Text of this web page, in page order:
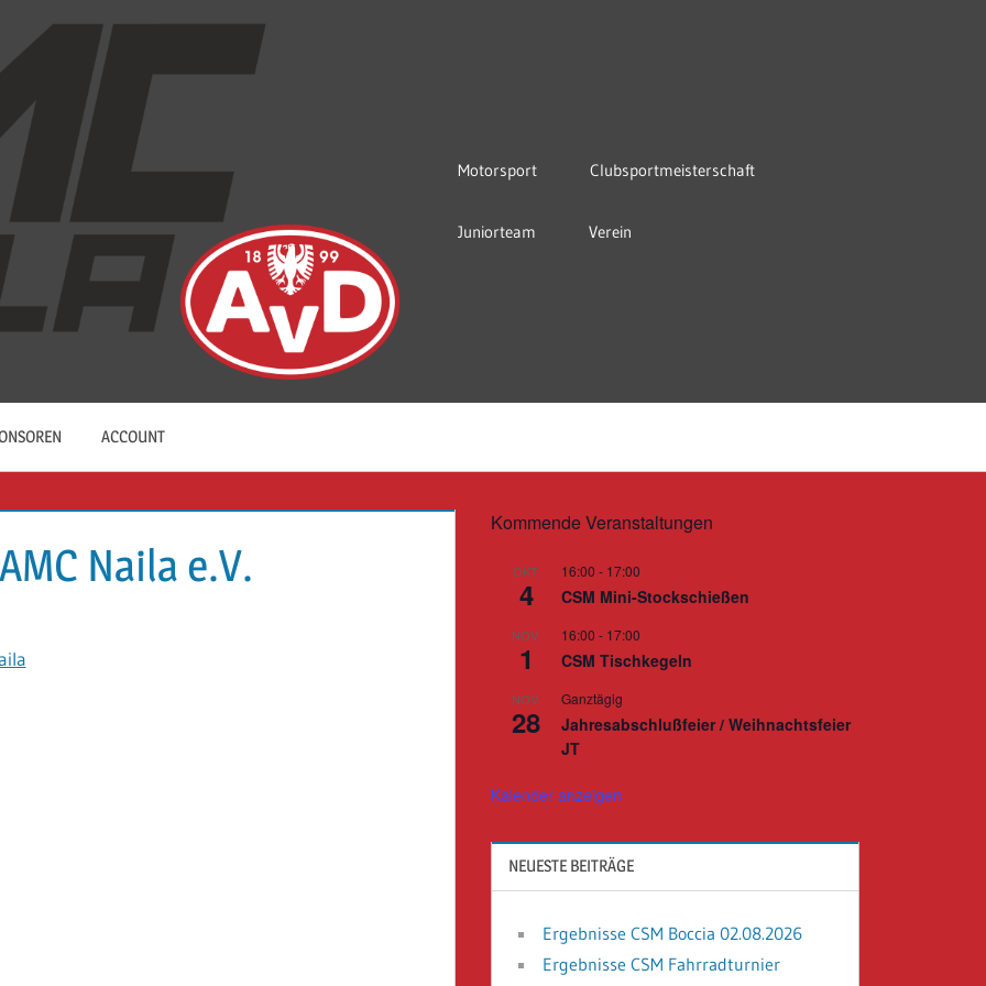
Motorsport Clubsportmeisterschaft
Juniorteam Verein
ACCOUNT
Naila e.V.
Kommende Veranstaltungen
OKT.
4
16:00 - 17:00
CSM Mini-Stockschießen
NOV.
1
16:00 - 17:00
CSM Tischkegeln
NOV.
28
Ganztägig
Jahresabschlußfeier / Weihnachtsfeier
JT
Kalender anzeigen
NEUESTE BEITRÄGE
Ergebnisse CSM Boccia 02.08.2026
Ergebnisse CSM Fahrradturnier